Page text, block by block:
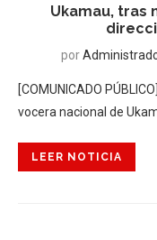
Ukamau, tras
por
[COMUNICADO
vocera nacional de
LEER NOTICIA